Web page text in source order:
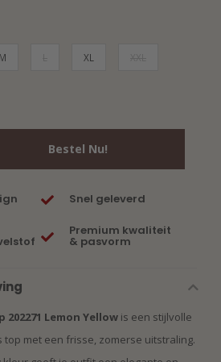
M XL
Bestel Nu!
Snel geleverd
Premium kwaliteit
& pasvorm
202271 Lemon Yellow is een stijlvolle
met een frisse, zomerse uitstraling.